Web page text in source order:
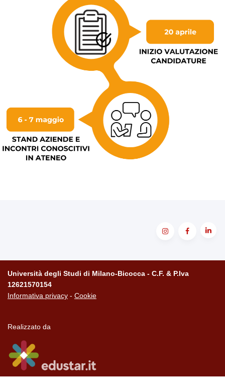
Università degli Studi di Milano-Bicocca - C.F. & P.Iva
12621570154
Informativa privacy - Cookie
Realizzato da